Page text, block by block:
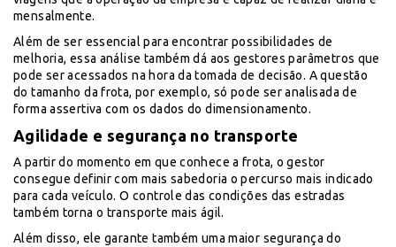
mensalmente.
Além de ser essencial para encontrar possibilidades de
melhoria, essa análise também dá aos gestores parâmetros que
pode ser acessados na hora da tomada de decisão. A questão
do tamanho da frota, por exemplo, só pode ser analisada de
forma assertiva com os dados do dimensionamento.
Agilidade e segurança no transporte
A partir do momento em que conhece a frota, o gestor
consegue definir com mais sabedoria o percurso mais indicado
para cada veículo. O controle das condições das estradas
também torna o transporte mais ágil.
Além disso, ele garante também uma maior segurança do